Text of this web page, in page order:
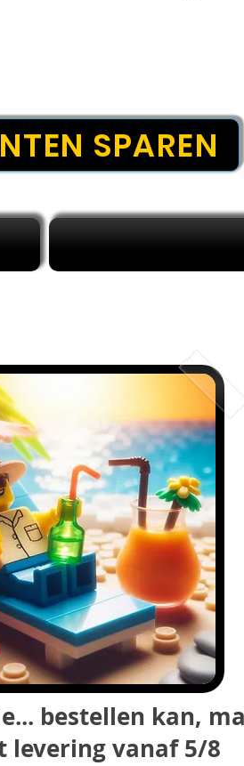
SPAREN
bestellen kan,
levering vanaf 5/8